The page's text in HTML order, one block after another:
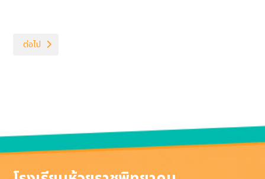
เนื้อหาถัดไป: ตารางสอนคณิตศาสตร์
ต่อไป